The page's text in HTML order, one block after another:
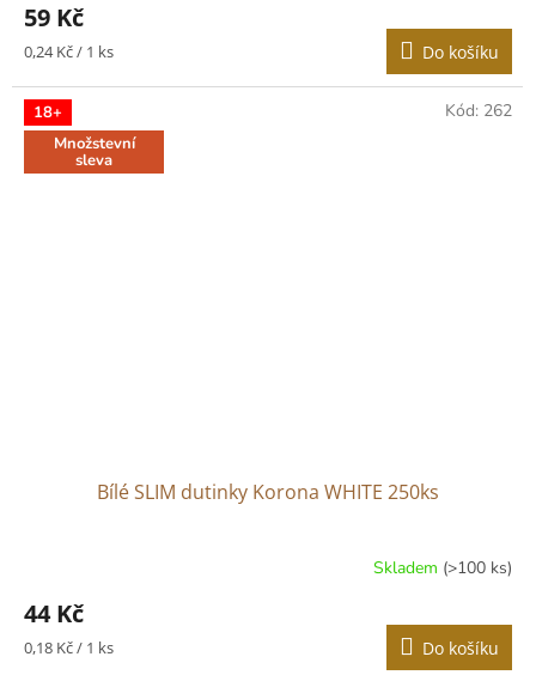
produktu
je
3,0
z
hvězdiček.
59 Kč
Měrná
0,24 Kč / 1 ks Do košíku
18+
Množstevní
sleva
Bílé SLIM dutinky Korona WHITE 250ks
produktu
je
3,2
Skladem (>100 ks)
44 Kč
Měrná
0,18 Kč / 1 ks Do košíku
Kód: 262